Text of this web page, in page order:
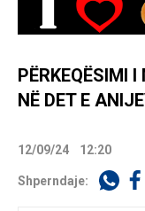
PËRKEQËSIMI
NË DET E
12/09/24 12:20
Shperndaje: